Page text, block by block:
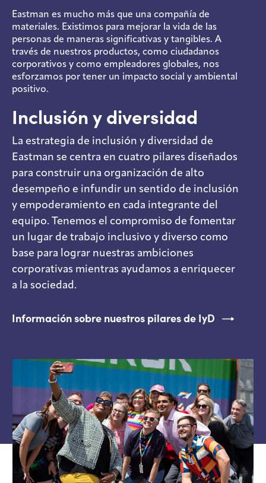
Eastman es mucho más que una compañía de
materiales. Existimos para mejorar la vida de las
personas de maneras significativas y tangibles. A
través de nuestros productos, como ciudadanos
corporativos y como empleadores globales, nos
esforzamos por tener un impacto social y ambiental
positivo.
Inclusión y diversidad
La estrategia de inclusión y diversidad de
Eastman se centra en cuatro pilares diseñados
para construir una organización de alto
desempeño e infundir un sentido de inclusión
y empoderamiento en cada integrante del
equipo. Tenemos el compromiso de fomentar
un lugar de trabajo inclusivo y diverso como
base para lograr nuestras ambiciones
corporativas mientras ayudamos a enriquecer
a la sociedad.
Información sobre nuestros pilares de IyD